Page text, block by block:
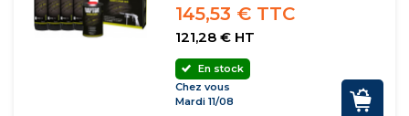
145,53 € TTC
121,28 € HT
En stock
Chez vous
Mardi 11/08